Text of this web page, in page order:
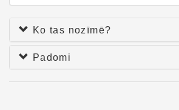
Ko tas nozīmē?
Padomi